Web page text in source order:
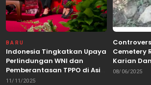
BARU
Indonesia Tingkatkan Upaya
Perlindungan WNI dan
Pemberantasan TPPO di Asia
Tenggara
11/11/2025
Cemetery
Karian
Banten
08/06/2025